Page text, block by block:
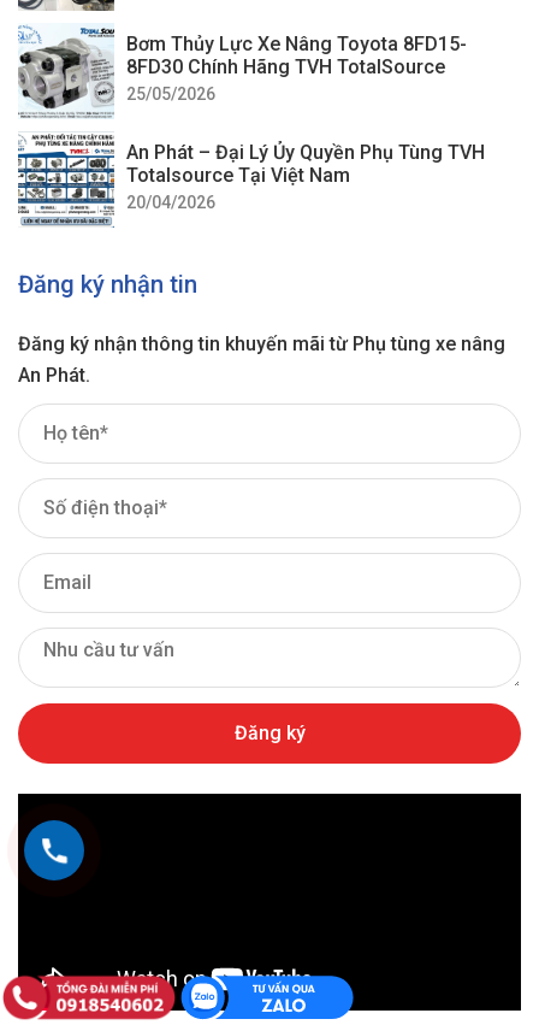
Bơm Thủy Lực Xe Nâng Toyota 8FD15-
8FD30 Chính Hãng TVH TotalSource
25/05/2026
An Phát – Đại Lý Ủy Quyền Phụ Tùng TVH
Totalsource Tại Việt Nam
20/04/2026
Đăng ký nhận tin
Đăng ký nhận thông tin khuyến mãi từ Phụ tùng xe nâng
An Phát.